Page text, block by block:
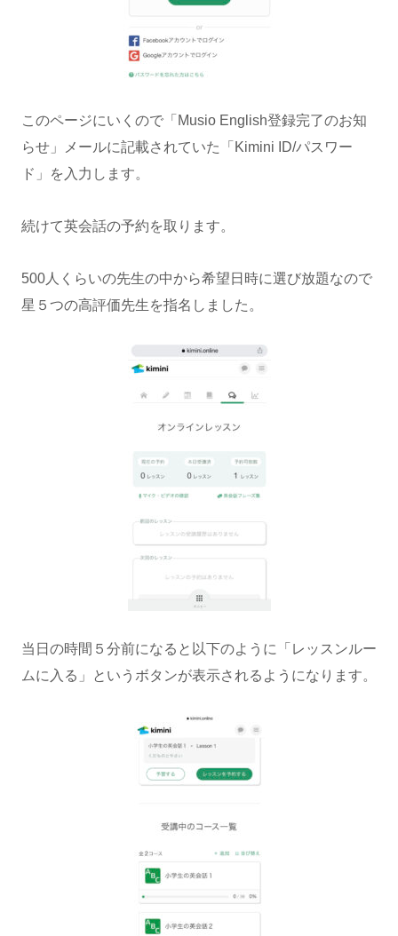
このページにいくので「Musio English登録完了のお知
らせ」メールに記載されていた「Kimini ID/パスワー
ド」を入力します。
続けて英会話の予約を取ります。
500人くらいの先生の中から希望日時に選び放題なので
星５つの高評価先生を指名しました。
当日の時間５分前になると以下のように「レッスンルー
ムに入る」というボタンが表示されるようになります。